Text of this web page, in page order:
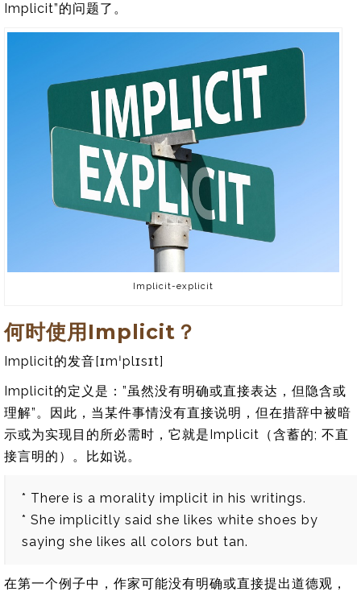
Implicit”的问题了。
Implicit-explicit
何时使用Implicit？
Implicit的发音[ɪmˈplɪsɪt]
Implicit的定义是：”虽然没有明确或直接表达，但隐含或
理解”。因此，当某件事情没有直接说明，但在措辞中被暗
示或为实现目的所必需时，它就是Implicit（含蓄的; 不直
接言明的）。比如说。
* There is a morality implicit in his writings.
* She implicitly said she likes white shoes by
saying she likes all colors but tan.
在第一个例子中，作家可能没有明确或直接提出道德观，